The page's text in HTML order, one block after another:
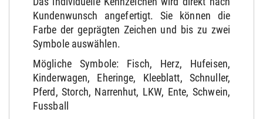
Kundenwunsch angefertigt. Sie können die
Farbe der geprägten Zeichen und bis zu zwei
Symbole auswählen.
Mögliche Symbole: Fisch, Herz, Hufeisen,
Kinderwagen, Eheringe, Kleeblatt, Schnuller,
Pferd, Storch, Narrenhut, LKW, Ente, Schwein,
Fussball